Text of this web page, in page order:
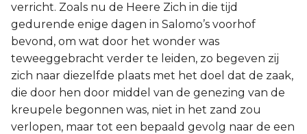
verricht. Zoals nu de Heere Zich in die tijd
gedurende enige dagen in Salomo’s voorhof
bevond, om wat door het wonder was
teweeggebracht verder te leiden, zo begeven zij
zich naar diezelfde plaats met het doel dat de zaak,
die door hen door middel van de genezing van de
kreupele begonnen was, niet in het zand zou
verlopen, maar tot een bepaald gevolg naar de een